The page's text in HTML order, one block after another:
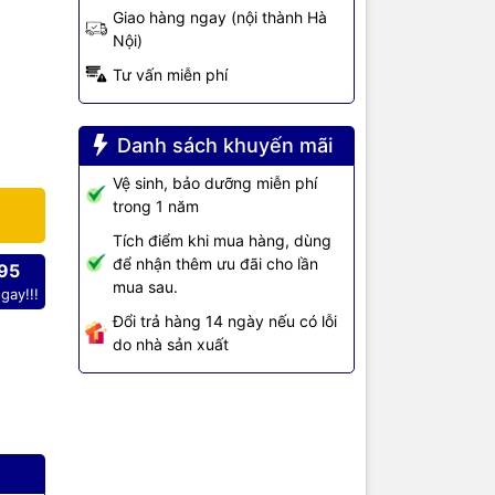
Giao hàng ngay (nội thành Hà
Nội)
Tư vấn miễn phí
Danh sách khuyến mãi
Vệ sinh, bảo dưỡng miễn phí
trong 1 năm
Tích điểm khi mua hàng, dùng
để nhận thêm ưu đãi cho lần
mua sau.
Đổi trả hàng 14 ngày nếu có lỗi
do nhà sản xuất
Giải
biệt
triết
và
kết nối